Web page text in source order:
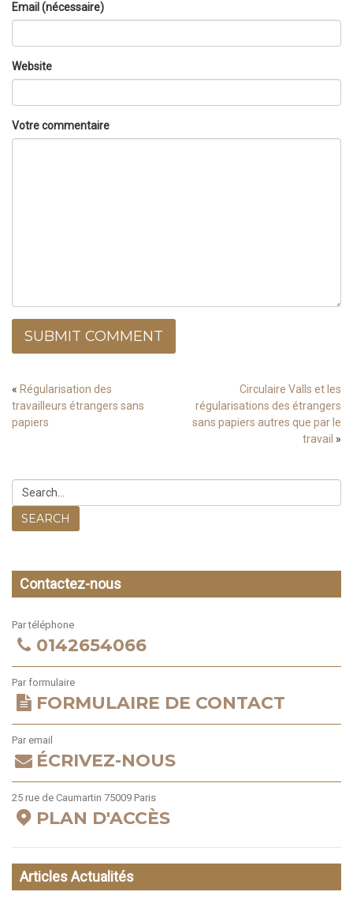
Email (nécessaire)
Website
Votre commentaire
SUBMIT COMMENT
« Régularisation des
travailleurs étrangers sans
papiers
Circulaire Valls et les
régularisations des étrangers
sans papiers autres que par le
travail »
SEARCH
Contactez-nous
Par téléphone
0142654066
Par formulaire
FORMULAIRE DE CONTACT
Par email
ÉCRIVEZ-NOUS
25 rue de Caumartin 75009 Paris
PLAN D'ACCÈS
Articles Actualités